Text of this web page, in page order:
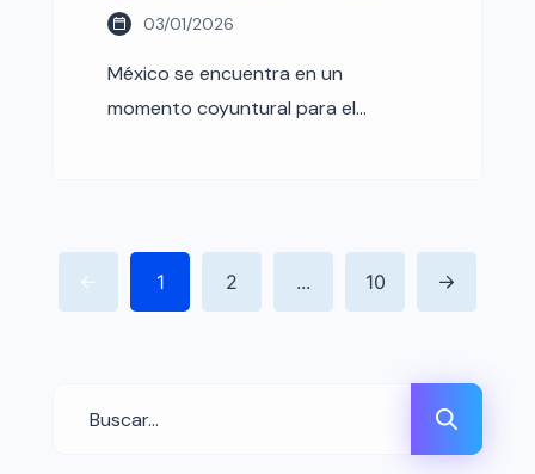
03/01/2026
México se encuentra en un
momento coyuntural para el
de personas se preguntan: ¿Es
mejor empezar un negocio desde
cero o invertir en una franquicia?
capital disponible, sino del perfil del
emprendedor, su tolerancia […]
1 2 ... 10